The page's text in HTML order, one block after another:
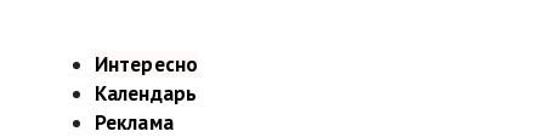
Интересно
Календарь
Реклама